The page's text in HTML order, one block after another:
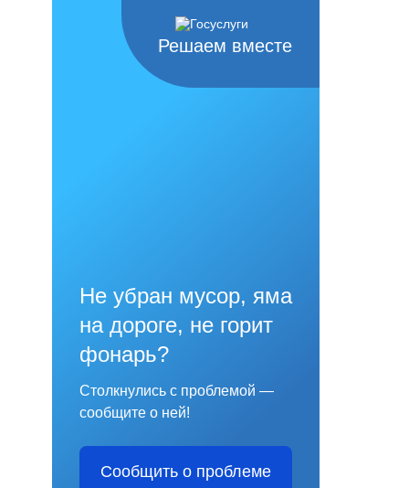
Решаем вместе
Не убран мусор, яма
на дороге, не горит
фонарь?
Столкнулись с проблемой —
сообщите о ней!
Сообщить о проблеме